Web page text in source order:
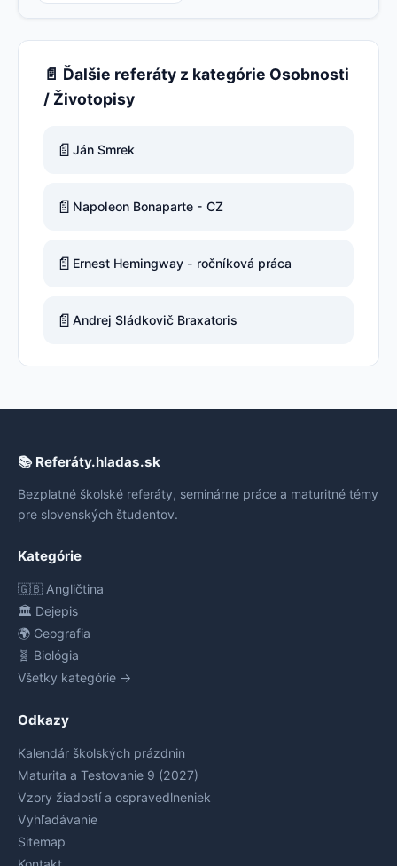
📄 Ďalšie referáty z kategórie Osobnosti
/ Životopisy
📄 Ján Smrek
📄 Napoleon Bonaparte - CZ
📄 Ernest Hemingway - ročníková práca
📄 Andrej Sládkovič Braxatoris
📚 Referáty.hladas.sk
Bezplatné školské referáty, seminárne práce a maturitné témy
pre slovenských študentov.
Kategórie
🇬🇧 Angličtina
🏛️ Dejepis
🌍 Geografia
🧬 Biológia
Všetky kategórie →
Odkazy
Kalendár školských prázdnin
Maturita a Testovanie 9 (2027)
Vzory žiadostí a ospravedlneniek
Vyhľadávanie
Sitemap